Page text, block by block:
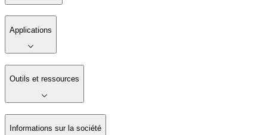
Applications
Outils et ressources
Informations sur la société